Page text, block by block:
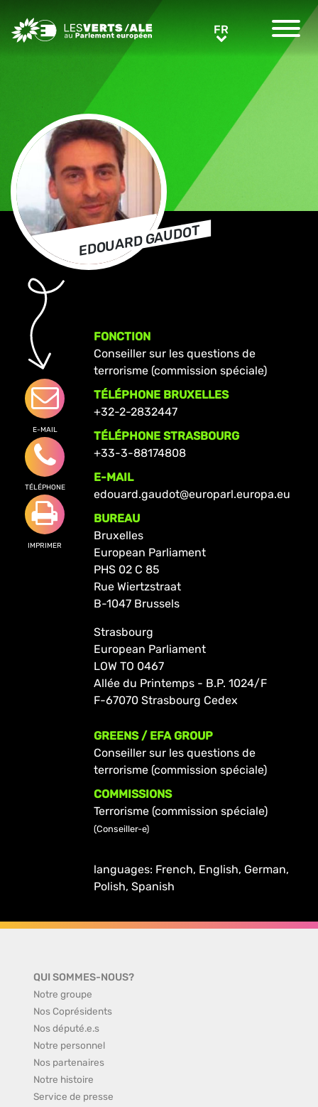
Greens/EFA Home FR
EDOUARD GAUDOT
E-MAIL
TÉLÉPHONE
IMPRIMER
FONCTION
Conseiller sur les questions de
terrorisme (commission spéciale)
TÉLÉPHONE BRUXELLES
+32-2-2832447
TÉLÉPHONE STRASBOURG
+33-3-88174808
E-MAIL
edouard.gaudot@europarl.europa.eu
BUREAU
Bruxelles
European Parliament
PHS 02 C 85
Rue Wiertzstraat
B-1047 Brussels
Strasbourg
European Parliament
LOW TO 0467
Allée du Printemps - B.P. 1024/F
F-67070 Strasbourg Cedex
GREENS / EFA GROUP
Conseiller sur les questions de
terrorisme (commission spéciale)
COMMISSIONS
Terrorisme (commission spéciale)
(Conseiller-e)
languages: French, English, German,
Polish, Spanish
QUI SOMMES-NOUS?
Notre groupe
Nos Coprésidents
Nos député.e.s
Notre personnel
Nos partenaires
Notre histoire
Service de presse